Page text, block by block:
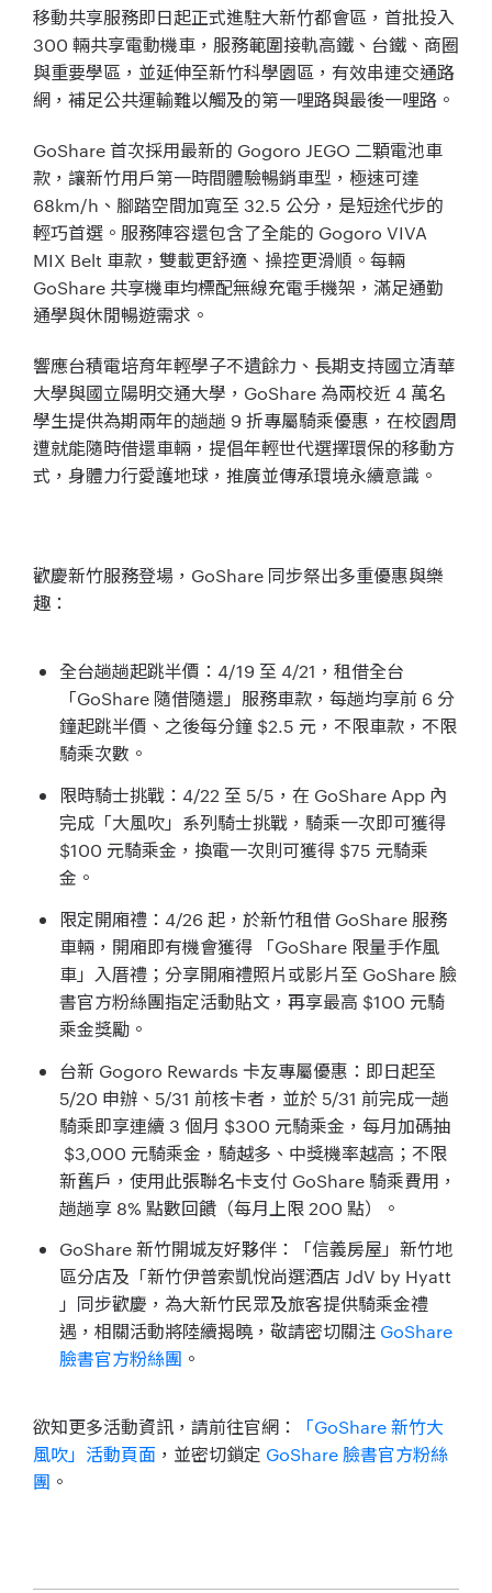
移動共享服務即日起正式進駐大新⽵都會區，首批投入
300 輛共享電動機車，服務範圍接軌高鐵、台鐵、商圈
與重要學區，並延伸至新竹科學園區，有效串連交通路
網，補足公共運輸難以觸及的第一哩路與最後一哩路。
GoShare 首次採用最新的 Gogoro JEGO 二顆電池車
款，讓新竹用戶第一時間體驗暢銷車型，極速可達
68km/h、腳踏空間加寬至 32.5 公分，是短途代步的
輕巧首選。服務陣容還包含了全能的 Gogoro VIVA
MIX Belt 車款，雙載更舒適、操控更滑順。每輛
GoShare 共享機車均標配無線充電手機架，滿足通勤
通學與休閒暢遊需求。
響應台積電培育年輕學子不遺餘力、長期支持國立清華
大學與國立陽明交通大學，GoShare 為兩校近 4 萬名
學生提供為期兩年的趟趟 9 折專屬騎乘優惠，在校園周
遭就能隨時借還車輛，提倡年輕世代選擇環保的移動方
式，身體力行愛護地球，推廣並傳承環境永續意識。
歡慶新竹服務登場，GoShare 同步祭出多重優惠與樂
趣：
全台趟趟起跳半價：4/19 至 4/21，租借全台
「GoShare 隨借隨還」服務車款，每趟均享前 6 分
鐘起跳半價、之後每分鐘 $2.5 元，不限車款，不限
騎乘次數。
限時騎士挑戰：4/22 至 5/5，在 GoShare App 內
完成「大風吹」系列騎士挑戰，騎乘一次即可獲得
$100 元騎乘金，換電一次則可獲得 $75 元騎乘
金。
限定開廂禮：4/26 起，於新竹租借 GoShare 服務
車輛，開廂即有機會獲得 「GoShare 限量手作風
車」入厝禮；分享開廂禮照片或影片至 GoShare 臉
書官方粉絲團指定活動貼文，再享最高 $100 元騎
乘金獎勵。
台新 Gogoro Rewards 卡友專屬優惠：即日起至
5/20 申辦、5/31 前核卡者，並於 5/31 前完成一趟
騎乘即享連續 3 個月 $300 元騎乘金，每月加碼抽
$3,000 元騎乘金，騎越多、中獎機率越高；不限
新舊戶，使用此張聯名卡支付 GoShare 騎乘費用，
趟趟享 8% 點數回饋（每月上限 200 點）。
GoShare 新竹開城友好夥伴：「信義房屋」新竹地
區分店及「新竹伊普索凱悅尚選酒店 JdV by Hyatt
」同步歡慶，為大新竹民眾及旅客提供騎乘金禮
遇，相關活動將陸續揭曉，敬請密切關注 GoShare
臉書官方粉絲團 。
欲知更多活動資訊，請前往官網：
「GoShare 新竹大
風吹」活動頁面 ，並密切鎖定 GoShare 臉書官方粉絲
團 。